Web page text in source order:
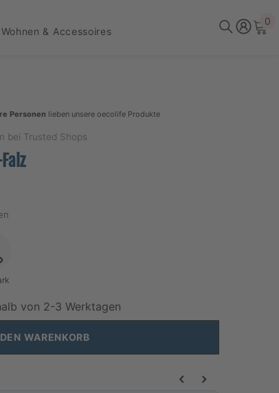
Wohnen & Accessoires
0
Personen lieben unsere oecolife Produkte
bei Trusted Shops
von 2-3 Werktagen
WARENKORB